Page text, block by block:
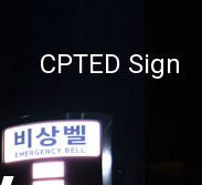
CPTED Sign